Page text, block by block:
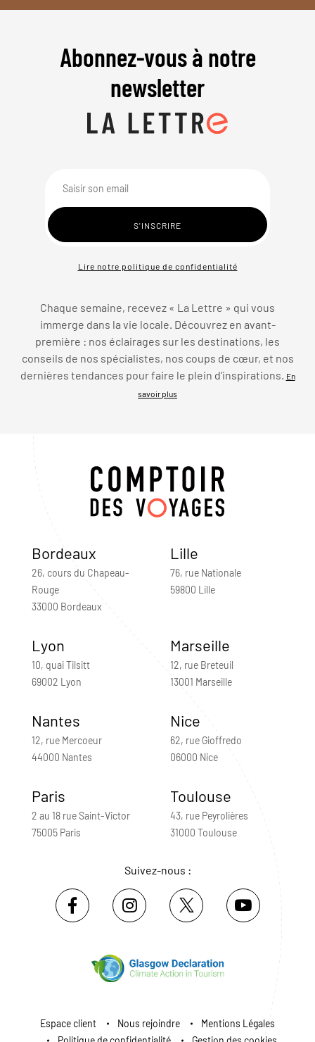
Abonnez-vous à notre
newsletter
Lire notre politique de confidentialité
Chaque semaine, recevez « La Lettre » qui vous
immerge dans la vie locale. Découvrez en avant-
première : nos éclairages sur les destinations, les
conseils de nos spécialistes, nos coups de cœur, et nos
dernières tendances pour faire le plein d’inspirations.
En
savoir plus
Bordeaux
26, cours du Chapeau-
Rouge
33000 Bordeaux
Lille
76, rue Nationale
59800 Lille
Lyon
10, quai Tilsitt
69002 Lyon
Marseille
12, rue Breteuil
13001 Marseille
Nantes
12, rue Mercoeur
44000 Nantes
Nice
62, rue Gioffredo
06000 Nice
Paris
2 au 18 rue Saint-Victor
75005 Paris
Toulouse
43, rue Peyrolières
31000 Toulouse
Suivez-nous :
Espace client Nous rejoindre
Mentions Légales